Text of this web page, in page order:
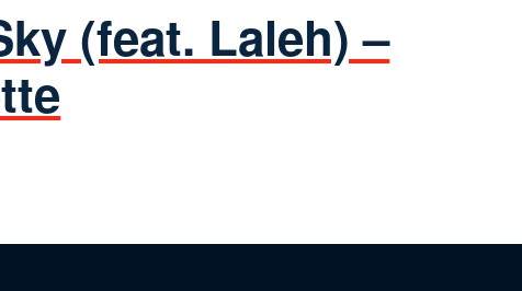
(feat. Laleh) –